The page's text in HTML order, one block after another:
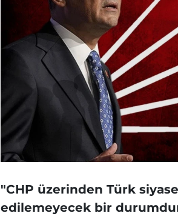
"CHP üzerinden Türk
edilemeyecek bir